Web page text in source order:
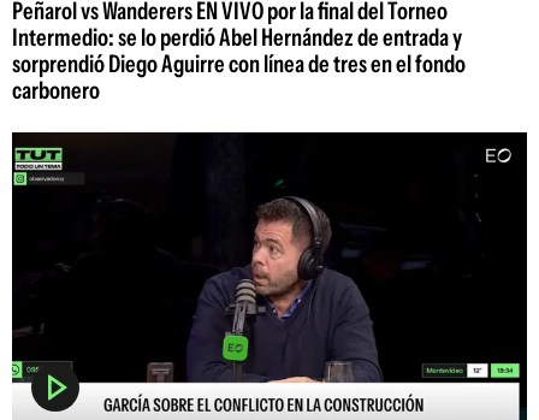
Peñarol vs Wanderers EN VIVO por la final del Torneo
Intermedio: se lo perdió Abel Hernández de entrada y
sorprendió Diego Aguirre con línea de tres en el fondo
carbonero